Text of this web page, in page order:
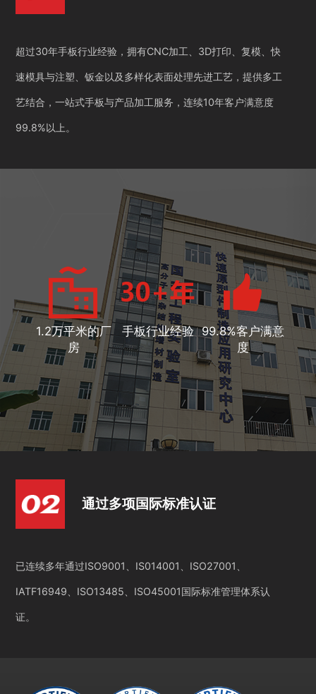
超过30年手板行业经验，拥有CNC加工、3D打印、复模、快
速模具与注塑、钣金以及多样化表面处理先进工艺，提供多工
艺结合，一站式手板与产品加工服务，连续10年客户满意度
99.8%以上。
1.2万平米的厂
房
手板行业经验 99.8%客户满意
度
通过多项国际标准认证
已连续多年通过ISO9001、IS014001、ISO27001、
IATF16949、ISO13485、ISO45001国际标准管理体系认
证。